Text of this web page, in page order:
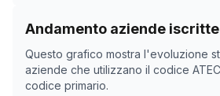
Andamento aziende
Questo grafico mostra l'evoluzione
aziende che utilizzano il codice
codice primario.
Storico numero di aziende con
Data rilevazione
11/04/2025
08/11/2025